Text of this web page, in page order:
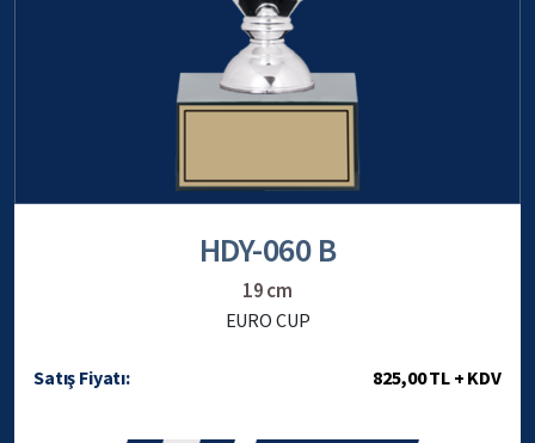
HDY-060 B
19 cm
EURO CUP
Satış Fiyatı: 825,00 TL + KDV